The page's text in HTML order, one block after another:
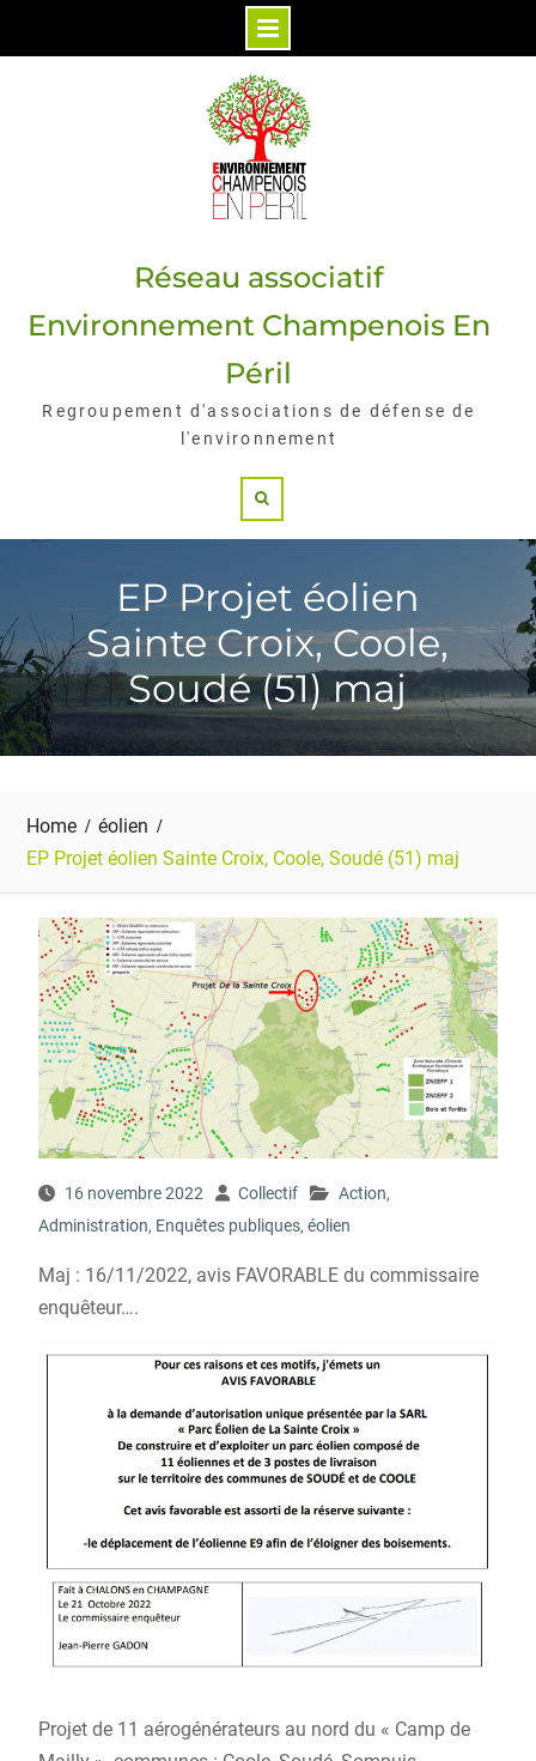
Réseau associatif
Environnement Champenois En
Péril
Regroupement d'associations de défense de
l'environnement
EP Projet éolien
Sainte Croix, Coole,
Soudé (51) maj
Home
éolien
EP Projet éolien Sainte Croix, Coole, Soudé (51) maj
16 novembre 2022 Collectif Action,
Administration, Enquêtes publiques, éolien
Maj : 16/11/2022, avis FAVORABLE du commissaire
enquêteur….
Projet de 11 aérogénérateurs au nord du « Camp de